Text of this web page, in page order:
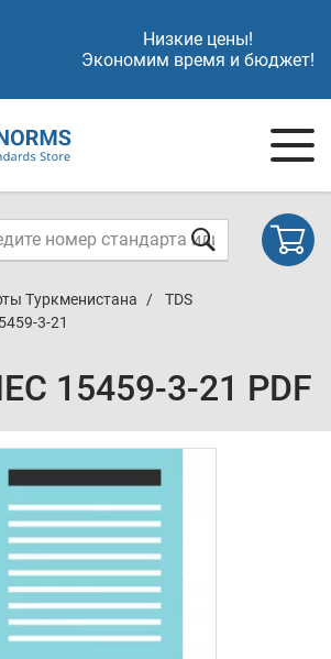
Низкие цены!
Экономим время и бюджет!
Туркменистана
TDS
3-21
15459-3-21 PDF